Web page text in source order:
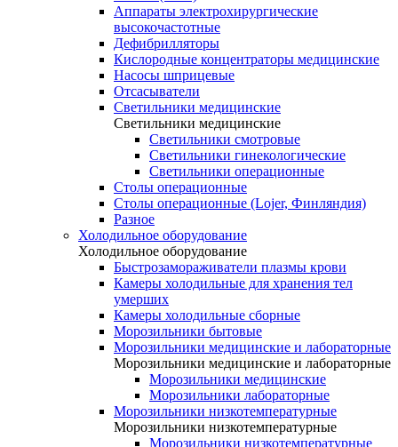
Аппараты электрохирургические
высокочастотные
Дефибрилляторы
Кислородные концентраторы медицинские
Насосы шприцевые
Отсасыватели
Светильники медицинские
Светильники медицинские
Светильники смотровые
Светильники гинекологические
Светильники операционные
Столы операционные
Столы операционные (Lojer, Финляндия)
Разное
Холодильное оборудование
Холодильное оборудование
Быстрозамораживатели плазмы крови
Камеры холодильные для хранения тел
умерших
Камеры холодильные сборные
Морозильники бытовые
Морозильники медицинские и лабораторные
Морозильники медицинские и лабораторные
Морозильники медицинские
Морозильники лабораторные
Морозильники низкотемпературные
Морозильники низкотемпературные
Морозильники низкотемпературные